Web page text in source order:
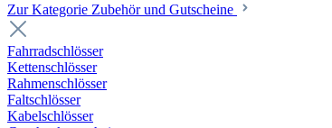
Zur Kategorie Zubehör und Gutscheine
Fahrradschlösser
Kettenschlösser
Rahmenschlösser
Faltschlösser
Kabelschlösser